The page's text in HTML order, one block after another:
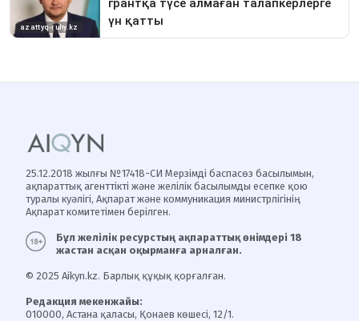
25.12.2018 жылғы №17418-СИ Мерзімді баспасөз басылымын,
ақпараттық агенттікті және желілік басылымды есепке қою
туралы куәлігі, Ақпарат және коммуникация министрлігінің
Ақпарат комитетімен берілген.
Бұл желілік ресурстың ақпараттық өнімдері 18
жастан асқан оқырманға арналған.
© 2025 Aikyn.kz. Барлық құқық қорғалған.
Редакция мекенжайы:
010000, Астана қаласы, Қонаев көшесі, 12/1.